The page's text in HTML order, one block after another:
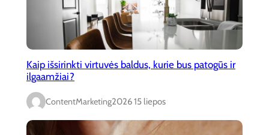
Kaip išsirinkti virtuvės baldus, kurie bus patogūs ir
ilgaamžiai?
ContentMarketing2026 15 liepos